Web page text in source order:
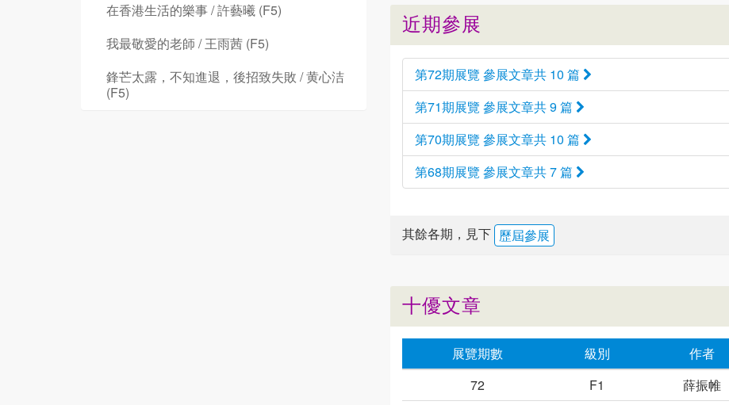
在香港生活的樂事 / 許藝曦 (F5)
我最敬愛的老師 / 王雨茜 (F5)
鋒芒太露，不知進退，後招致失敗 / 黄心洁
(F5)
近期參展
第72期展覽 參展文章共 10 篇
第71期展覽 參展文章共 9 篇
第70期展覽 參展文章共 10 篇
第68期展覽 參展文章共 7 篇
其餘各期，見下 歷屆參展
十優文章
展覽期數 級別 作者
72
F1 薛振帷